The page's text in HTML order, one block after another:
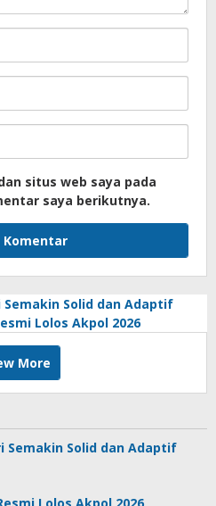
situs web saya pada
saya berikutnya.
Semakin Solid dan Adaptif
Lolos Akpol 2026
More
Semakin Solid dan Adaptif
Lolos Akpol 2026